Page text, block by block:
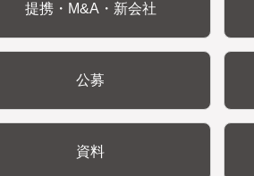
提携・M&A・新会社
公募
資料